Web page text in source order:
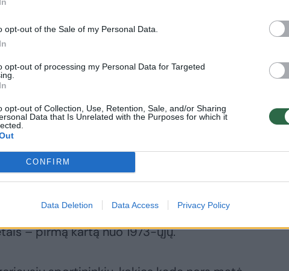
opt-out of the Sale of my Personal Data.
opt-out of processing my Personal Data for Targeted
opt-out of Collection, Use, Retention, Sale, and/or Sharing
Data that Is Unrelated with the Purposes for which it
CONFIRM
Data Deletion Data Access Privacy Policy
kvietimas moterų dvejetų varžyboms, kur ji
vieta pradėti šį naują skyrių. Žolės (kortai – ELTA)
mano karjeros momentų, ir aš
viename iš legendinių sporto aikštynų“, –
didžiulis laimėjimas asociacijai „Lawn Tennis
Laurai Robson. Į šiuos istorinius kortus moterų
– pirmą kartą nuo 1973-ųjų.